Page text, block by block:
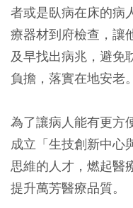
者或是臥病在床的病
療器材到府檢查，讓
及早找出病兆，避免
負擔，落實在地安老。
為了讓病人能有更方
成立「生技創新中心
思維的人才，燃起醫
提升萬芳醫療品質。